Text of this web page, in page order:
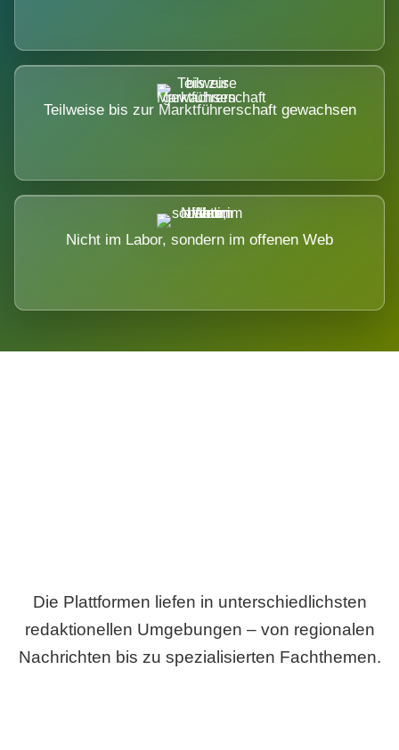
Teilweise bis zur Marktführerschaft gewachsen
Nicht im Labor, sondern im offenen Web
Die Plattformen liefen in unterschiedlichsten
redaktionellen Umgebungen – von regionalen
Nachrichten bis zu spezialisierten Fachthemen.